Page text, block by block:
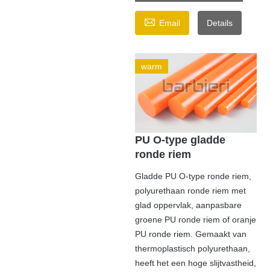
 Email Details
warm
PU O-type gladde
ronde riem
Gladde PU O-type ronde riem,
polyurethaan ronde riem met
glad oppervlak, aanpasbare
groene PU ronde riem of oranje
PU ronde riem. Gemaakt van
thermoplastisch polyurethaan,
heeft het een hoge slijtvastheid,